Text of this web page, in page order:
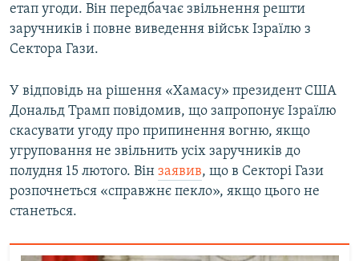
етап угоди. Він передбачає звільнення решти
заручників і повне виведення військ Ізраїлю з
Сектора Гази.
У відповідь на рішення «Хамасу» президент США
Дональд Трамп повідомив, що запропонує Ізраїлю
скасувати угоду про припинення вогню, якщо
угруповання не звільнить усіх заручників до
полудня 15 лютого. Він заявив, що в Секторі Гази
розпочнеться «справжнє пекло», якщо цього не
станеться.